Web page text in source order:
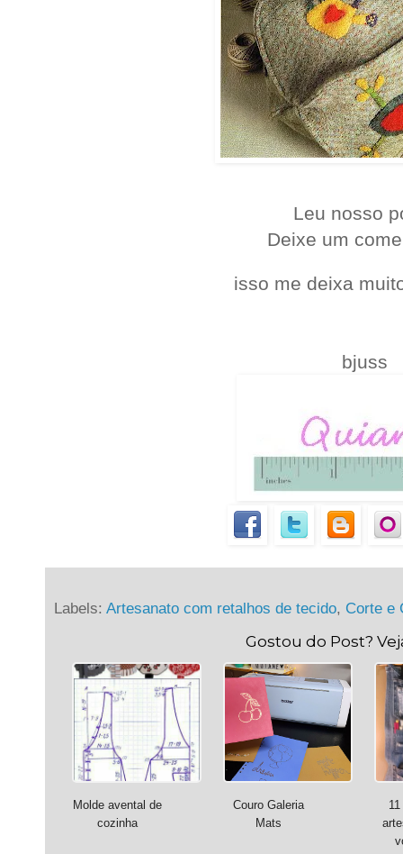
Leu nosso
Deixe um
isso me deixa
bjuss
Labels: Artesanato com retalhos de tecido, Corte e
Gostou do Post?
Molde avental de
cozinha
Couro Galeria
Mats